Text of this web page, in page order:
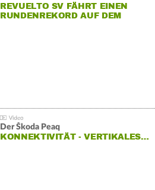
REVUELTO SV FÄHRT EINEN
RUNDENREKORD AUF DEM
Der Škoda Peaq
KONNEKTIVITÄT - VERTIKALES…